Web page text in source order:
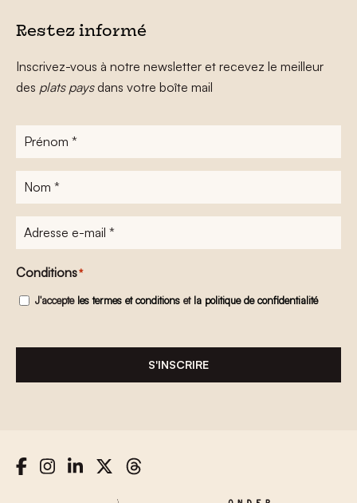
Restez informé
Inscrivez-vous à notre newsletter et recevez le meilleur
des plats paysdans votre boîte mail
Prénom
Nom
Adresse
e-
mail*
Conditions*
J'accepte les termes et conditions et la politique de confidentialité
S'INSCRIRE